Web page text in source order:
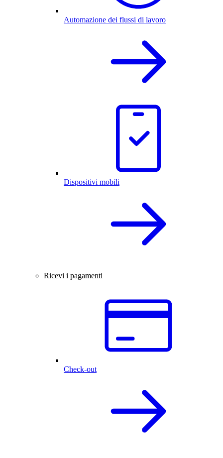
Automazione dei flussi di lavoro
Dispositivi mobili
Ricevi i pagamenti
Check-out